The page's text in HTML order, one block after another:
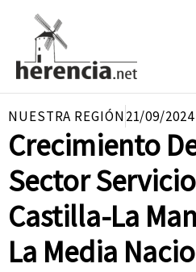
contenido
NUESTRA REGIÓN21/09/2024
Crecimiento
Sector
Castilla-La
La Media